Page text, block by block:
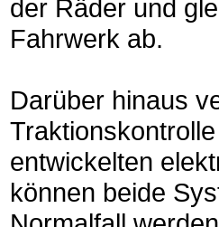
der Räder und
Fahrwerk ab.
Darüber hinaus
entwickelten
können beide